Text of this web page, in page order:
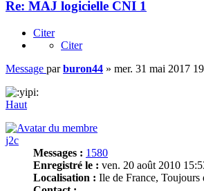
Re: MAJ logicielle CNI 1
Citer
Citer
Message parburon44 » mer. 31 mai 2017
Haut
j2c
Messages : 1580
Enregistré le : ven. 20 août 2010
Localisation : Ile de France, Toujours